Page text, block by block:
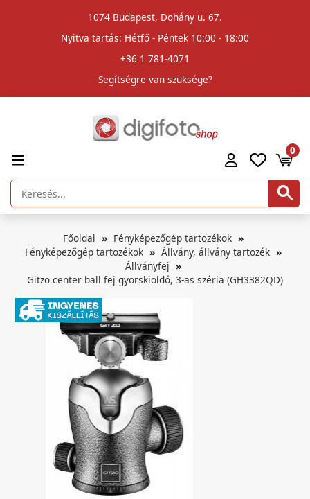
1074 Budapest, Dohány u. 67.
Nyitva tartás: Hétfő - Péntek 10:00 - 18:00
+36 1 781-4071
Segítségre van szüksége?
0
Főoldal
Fényképezőgép tartozékok
Fényképezőgép tartozékok
Állvány, állvány tartozék
Állványfej
Gitzo center ball fej gyorskioldó, 3-as széria (GH3382QD)